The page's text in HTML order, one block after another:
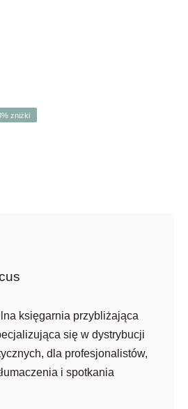
zniżki
księgarnia przybliżająca
się w dystrybucji
dla profesjonalistów,
i spotkania